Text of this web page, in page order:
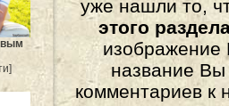
уже нашли то,
этого
изображение
название
комментариев к